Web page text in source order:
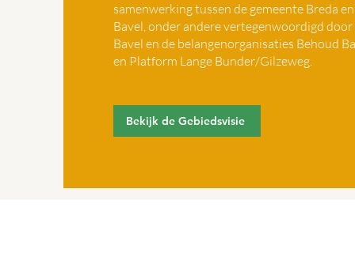
samenwerking tussen de gemeente Breda
Bavel, onder andere vertegenwoordigd
Bavel en de belangenorganisaties Behoud
en Platform Lange Bunder/Gilzeweg.
Bekijk de Gebiedsvisie